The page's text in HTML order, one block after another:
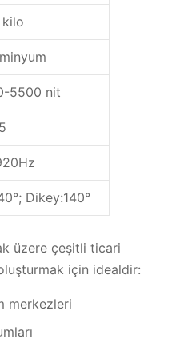
kilo
5500 nit
Dikey:140°
üzere çeşitli ticari
için idealdir:
merkezleri